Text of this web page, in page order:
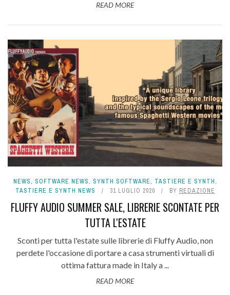
READ MORE
NEWS, SOFTWARE NEWS, SYNTH SOFTWARE, TASTIERE E SYNTH,
TASTIERE E SYNTH NEWS
31 LUGLIO 2020 BY REDAZIONE
FLUFFY AUDIO SUMMER SALE, LIBRERIE SCONTATE PER
TUTTA L'ESTATE
Sconti per tutta l'estate sulle librerie di Fluffy Audio, non
perdete l'occasione di portare a casa strumenti virtuali di
ottima fattura made in Italy a ...
READ MORE